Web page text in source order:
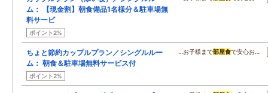
ム： 【現金割】朝食備品1名様分＆駐車場無
料サービ
ポイント2%
ちょと節約カップルプラン／シングルルー
ム： 朝食＆駐車場無料サービス付
ポイント2%
…お子様まで部屋食で安心お…